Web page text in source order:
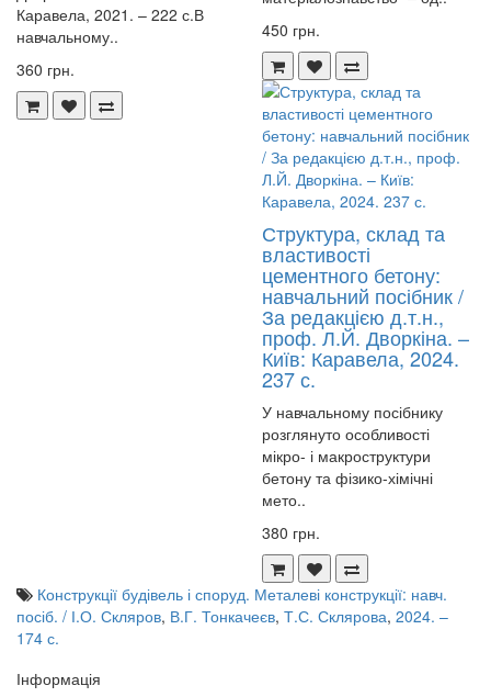
Каравела, 2021. – 222 с.В
навчальному..
360 грн.
450 грн.
Структура, склад та
властивості
цементного бетону:
навчальний посібник /
За редакцією д.т.н.,
проф. Л.Й. Дворкіна. –
Київ: Каравела, 2024.
237 с.
У навчальному посібнику
розглянуто особливості
мікро- і макроструктури
бетону та фізико-хімічні
мето..
380 грн.
Конструкції будівель і споруд. Металеві конструкції: навч.
посіб. / І.О. Скляров, В.Г. Тонкачеєв, Т.С. Склярова, 2024. –
174 с.
Інформація